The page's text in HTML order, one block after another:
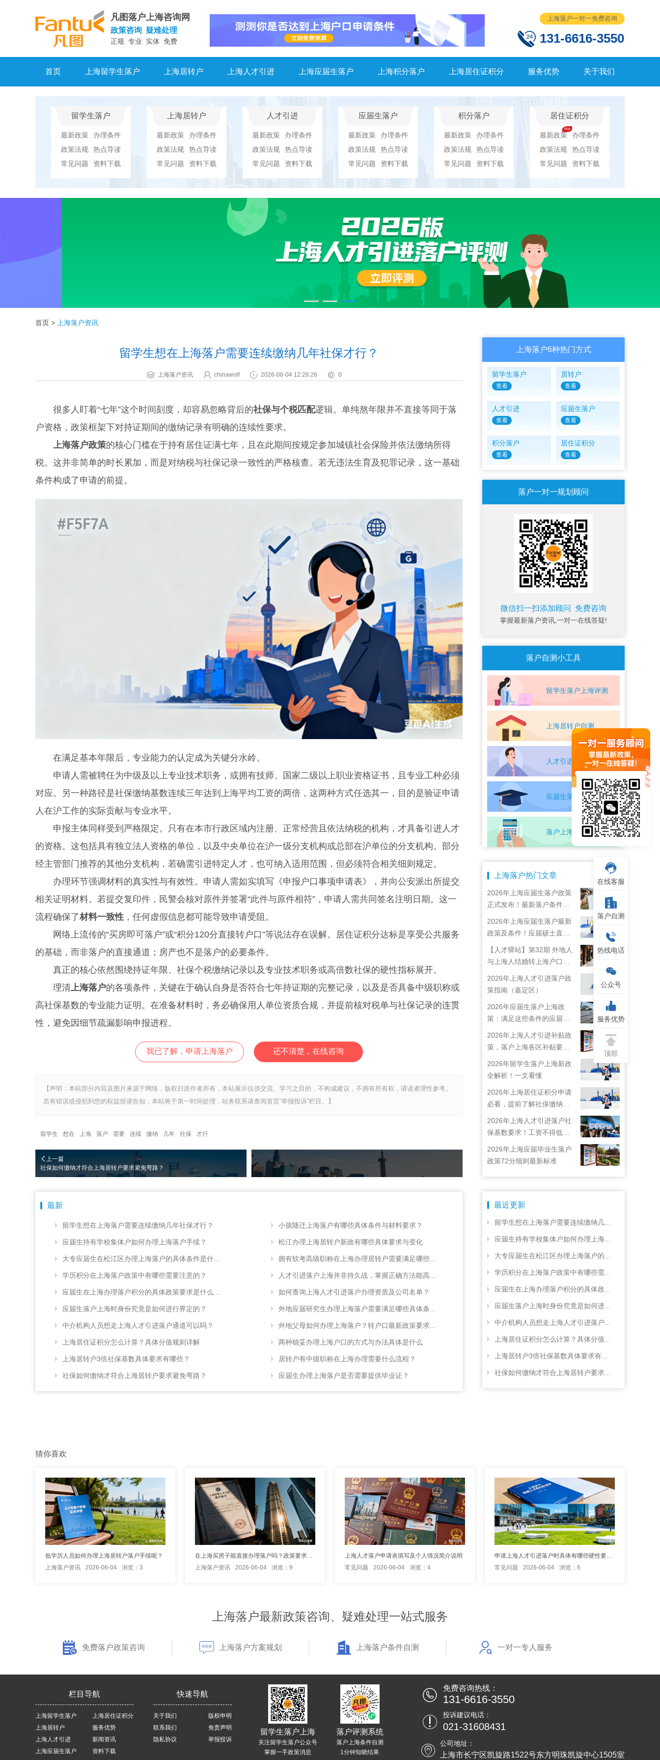
凡图落户上海咨询网
政策咨询 疑难处理
正规 专业 实体 免费
上海落户一对一免费咨询
131-6616-3550
首页 上海留学生落户 上海居转户 上海人才引进 上海应届生落户 上海积分落户 上海居住证积分 服务优势 关于我们
留学生落户
最新政策
办理条件
政策法规
热点导读
常见问题
资料下载
上海居转户
最新政策
办理条件
政策法规
热点导读
常见问题
资料下载
人才引进
最新政策
办理条件
政策法规
热点导读
常见问题
资料下载
应届生落户
最新政策
办理条件
政策法规
热点导读
常见问题
资料下载
积分落户
最新政策
办理条件
政策法规
热点导读
常见问题
资料下载
居住证积分
最新政策
办理条件
政策法规
热点导读
常见问题
资料下载
首页 > 上海落户资讯
留学生想在上海落户需要连续缴纳几年社保才行？
上海落户资讯 chinawolf 2026-06-04 12:28:26 0
很多人盯着“七年”这个时间刻度，却容易忽略背后的社保与个税匹配逻辑。单纯熬年限并不直接等同于落
户资格，政策框架下对持证期间的缴纳记录有明确的连续性要求。
上海落户政策的核心门槛在于持有居住证满七年，且在此期间按规定参加城镇社会保险并依法缴纳所得
税。这并非简单的时长累加，而是对纳税与社保记录一致性的严格核查。若无违法生育及犯罪记录，这一基础
条件构成了申请的前提。
在满足基本年限后，专业能力的认定成为关键分水岭。
申请人需被聘任为中级及以上专业技术职务，或拥有技师、国家二级以上职业资格证书，且专业工种必须
对应。另一种路径是社保缴纳基数连续三年达到上海平均工资的两倍，这两种方式任选其一，目的是验证申请
人在沪工作的实际贡献与专业水平。
申报主体同样受到严格限定。只有在本市行政区域内注册、正常经营且依法纳税的机构，才具备引进人才
的资格。这包括具有独立法人资格的单位，以及中央单位在沪一级分支机构或总部在沪单位的分支机构。部分
经主管部门推荐的其他分支机构，若确需引进特定人才，也可纳入适用范围，但必须符合相关细则规定。
办理环节强调材料的真实性与有效性。申请人需如实填写《申报户口事项申请表》，并向公安派出所提交
相关证明材料。若提交复印件，民警会核对原件并签署“此件与原件相符”，申请人需共同签名注明日期。这一
流程确保了材料一致性 ，任何虚假信息都可能导致申请受阻。
网络上流传的“买房即可落户”或“积分120分直接转户口”等说法存在误解。居住证积分达标是享受公共服务
的基础，而非落户的直接通道；房产也不是落户的必要条件。
真正的核心依然围绕持证年限、社保个税缴纳记录以及专业技术职务或高倍数社保的硬性指标展开。
理清 上海落户的各项条件，关键在于确认自身是否符合七年持证期的完整记录，以及是否具备中级职称或
高社保基数的专业能力证明。在准备材料时，务必确保用人单位资质合规，并提前核对税单与社保记录的连贯
性，避免因细节疏漏影响申报进程。
我已了解，申请上海落户 还不清楚，在线咨询
【声明：本站部分内容及图片来源于网络，版权归原作者所有，本站展示仅供交流、学习之目的，不构成建议，不拥有所有权，请读者理性参考。
若有错误或侵犯到您的权益烦请告知，本站将于第一时间处理，站务联系请查阅首页“举报投诉”栏目。】
留学生 想在 上海 落户 需要 连续 缴纳 几年 社保 才行
上一篇
社保如何缴纳才符合上海居转户要求避免弯路？
最新
留学生想在上海落户需要连续缴纳几年社保才行？
应届生持有学校集体户如何办理上海落户手续？
大专应届生在松江区办理上海落户的具体条件是什...
学历积分在上海落户政策中有哪些需要注意的？
应届生在上海办理落户积分的具体政策要求是什么...
应届生落户上海时身份究竟是如何进行界定的？
中介机构人员想走上海人才引进落户通道可以吗？
上海居住证积分怎么计算？具体分值规则详解
上海居转户3倍社保基数具体要求有哪些？
社保如何缴纳才符合上海居转户要求避免弯路？
小孩随迁上海落户有哪些具体条件与材料要求？
松江办理上海居转户新政有哪些具体要求与变化
拥有软考高级职称在上海办理居转户需要满足哪些...
人才引进落户上海并非持久战，掌握正确方法能高...
如何查询上海人才引进落户办理资质及公司名单？
外地应届研究生办理上海落户需要满足哪些具体条...
外地父母如何办理上海落户？转户口最新政策要求...
两种稳妥办理上海户口的方式与办法具体是什么
居转户有中级职称在上海办理需要什么流程？
应届生办理上海落户是否需要提供毕业证？
上海落户6种热门方式
留学生落户
查看
居转户
查看
人才引进
查看
应届生落户
查看
积分落户
查看
居住证积分
查看
落户一对一规划顾问
微信扫一扫添加顾问 免费咨询
掌握最新落户资讯,一对一在线答疑!
落户自测小工具
留学生落户上海评测
上海居转户自测
人才引进落户评测
应届生落户上海自测
落户上海条件自测
上海落户热门文章
2026年上海应届生落户政策
正式发布！最新落户条件及
流程解析！
2026年上海应届生落户最新
政策及条件！应届硕士直接
落户上海！
【人才驿站】第32期 外地人
与上海人结婚转上海户口攻
略来啦！
2026年上海人才引进落户政
策指南（嘉定区）
2026年应届生落户上海政
策：满足这些条件的应届生
就能落户上海啦！
2026年上海人才引进补贴政
策，落户上海各区补贴要求
2026年留学生落户上海新政
全解析！一文看懂
2026年上海居住证积分申请
必看，提前了解社保缴纳要
2026年上海人才引进落户社
保基数要求！工资不得低于
22792元！
2026年上海应届毕业生落户
政策72分细则最新标准
最近更新
留学生想在上海落户需要连续缴纳几...
应届生持有学校集体户如何办理上海...
大专应届生在松江区办理上海落户的...
学历积分在上海落户政策中有哪些需...
应届生在上海办理落户积分的具体政...
应届生落户上海时身份究竟是如何进...
中介机构人员想走上海人才引进落户...
上海居住证积分怎么计算？具体分值...
上海居转户3倍社保基数具体要求有...
社保如何缴纳才符合上海居转户要求...
猜你喜欢
低学历人员如何办理上海居转户落户手续呢？
上海落户资讯
2026-06-04 浏览：3
在上海买房子能直接办理落户吗？政策要求是什么
上海落户资讯
2026-06-04 浏览：9
上海人才落户申请表填写及个人情况简介说明
常见问题
2026-06-04 浏览：4
申请上海人才引进落户时具体有哪些硬性要求？
常见问题
2026-06-04 浏览：6
上海落户最新政策咨询、疑难处理一站式服务
免费落户政策咨询 上海落户方案规划 上海落户条件自测 一对一专人服务
栏目导航
上海留学生落户
上海居转户
上海人才引进
上海应届生落户
上海居住证积分
服务优势
新闻资讯
资料下载
快速导航
关于我们
联系我们
隐私协议
版权申明
免责声明
举报投诉
留学生落户上海
关注留学生落户公众号
掌握一手政策消息
落户评测系统
落户上海条件自测
1分钟知晓结果
免费咨询热线：
131-6616-3550
投诉建议电话：
021-31608431
公司地址：
上海市长宁区凯旋路1522号东方明珠凯旋中心1505室
在线客服
落户自测
热线电话
公众号
服务优势
顶部